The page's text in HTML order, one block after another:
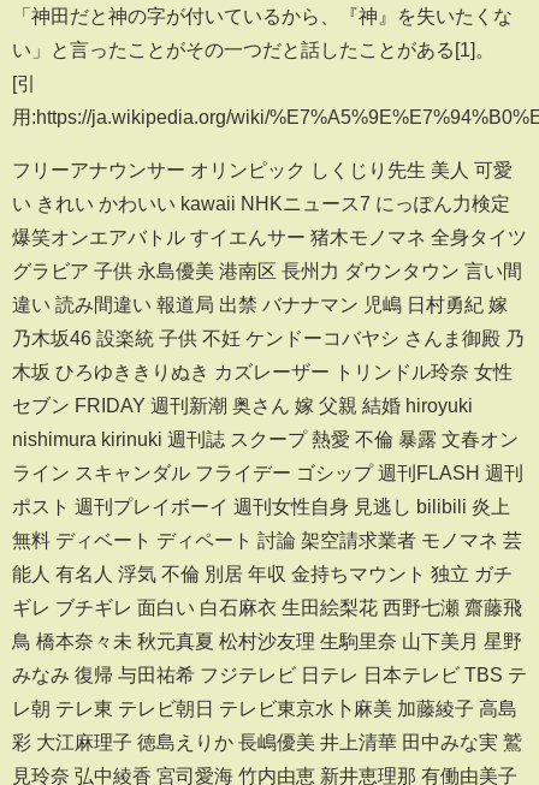
「神田だと神の字が付いているから、『神』を失いたくな
い」と言ったことがその一つだと話したことがある[1]。
[引
用:https://ja.wikipedia.org/wiki/
フリーアナウンサー オリンピック しくじり先生 美人 可愛
い きれい かわいい kawaii NHKニュース7 にっぽん力検定
爆笑オンエアバトル すイエんサー 猪木モノマネ 全身タイツ
グラビア 子供 永島優美 港南区 長州力 ダウンタウン 言い間
違い 読み間違い 報道局 出禁 バナナマン 児嶋 日村勇紀 嫁
乃木坂46 設楽統 子供 不妊 ケンドーコバヤシ さんま御殿 乃
木坂 ひろゆききりぬき カズレーザー トリンドル玲奈 女性
セブン FRIDAY 週刊新潮 奥さん 嫁 父親 結婚 hiroyuki
nishimura kirinuki 週刊誌 スクープ 熱愛 不倫 暴露 文春オン
ライン スキャンダル フライデー ゴシップ 週刊FLASH 週刊
ポスト 週刊プレイボーイ 週刊女性自身 見逃し bilibili 炎上
無料 ディベート ディペート 討論 架空請求業者 モノマネ 芸
能人 有名人 浮気 不倫 別居 年収 金持ちマウント 独立 ガチ
ギレ ブチギレ 面白い 白石麻衣 生田絵梨花 西野七瀬 齋藤飛
鳥 橋本奈々未 秋元真夏 松村沙友理 生駒里奈 山下美月 星野
みなみ 復帰 与田祐希 フジテレビ 日テレ 日本テレビ TBS テ
レ朝 テレ東 テレビ朝日 テレビ東京水卜麻美 加藤綾子 高島
彩 大江麻理子 徳島えりか 長嶋優美 井上清華 田中みな実 鷲
見玲奈 弘中綾香 宮司愛海 竹内由恵 新井恵理那 有働由美子